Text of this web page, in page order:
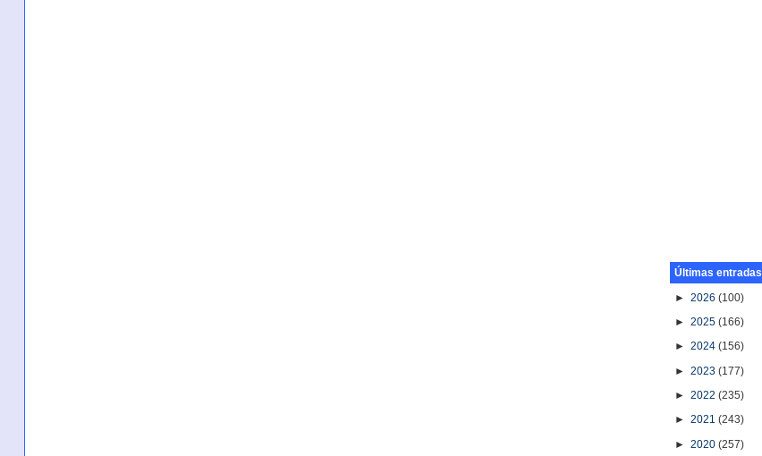
Últimas entradas
►2026(100)
►2025(166)
►2024(156)
►2023(177)
►2022(235)
►2021(243)
►2020(257)